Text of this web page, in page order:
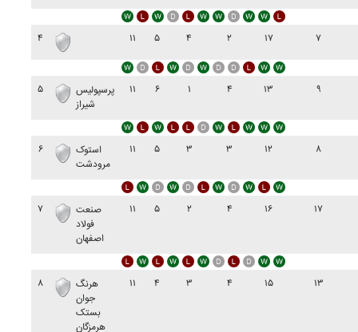
۴ ۱۱ ۵ ۴ ۲ ۱۷ ۷
۵
پرسپوليس
شيراز
۱۱ ۶ ۱ ۴ ۱۳ ۹
۶
استوک
مرودشت
۱۱ ۵ ۳ ۳ ۱۲ ۸
۷
صنعت
فولاد
اصفهان
۱۱ ۵ ۲ ۴ ۱۶ ۱۷
۸
هرنگ
جوان
بستک
هرمزگان
۱۱ ۴ ۳ ۴ ۱۵ ۱۳